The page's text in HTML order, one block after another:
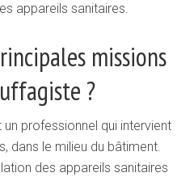
appareils sanitaires.
missions
?
professionnel qui intervient
dans le milieu du bâtiment.
des appareils sanitaires